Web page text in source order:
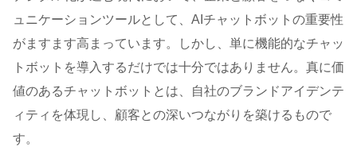
ュニケーションツールとして、AIチャットボットの重要性
がますます高まっています。しかし、単に機能的なチャッ
トボットを導入するだけでは十分ではありません。真に価
値のあるチャットボットとは、自社のブランドアイデンテ
ィティを体現し、顧客との深いつながりを築けるもので
す。